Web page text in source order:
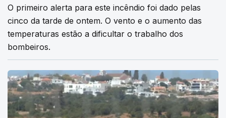
O primeiro alerta para este incêndio foi dado pelas
cinco da tarde de ontem. O vento e o aumento das
temperaturas estão a dificultar o trabalho dos
bombeiros.